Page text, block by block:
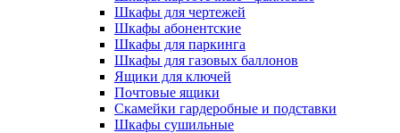
Шкафы для чертежей
Шкафы абонентские
Шкафы для паркинга
Шкафы для газовых баллонов
Ящики для ключей
Почтовые ящики
Скамейки гардеробные и подставки
Шкафы сушильные